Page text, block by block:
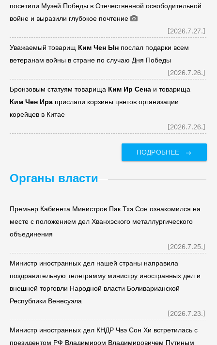
посетили Музей Победы в Отечественной освободительной
войне и выразили глубокое почтение
[2026.7.27.]
Уважаемый товарищ Ким Чен Ын послал подарки всем
ветеранам войны в стране по случаю Дня Победы
[2026.7.26.]
Бронзовым статуям товарища Ким Ир Сена и товарища
Ким Чен Ира прислали корзины цветов организации
корейцев в Китае
[2026.7.26.]
ПОДРОБНЕЕ
Органы власти
Премьер Кабинета Министров Пак Тхэ Сон ознакомился на
месте с положением дел Хванхэского металлургического
объединения
[2026.7.25.]
Министр иностранных дел нашей страны направила
поздравительную телеграмму министру иностранных дел и
внешней торговли Народной власти Боливарианской
Республики Венесуэла
[2026.7.23.]
Министр иностранных дел КНДР Чвэ Сон Хи встретилась с
президентом РФ Владимиром Владимировичем Путиным